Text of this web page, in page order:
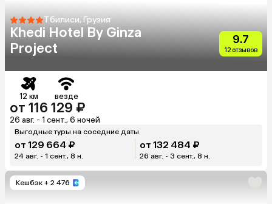
Тбилиси, Грузия
Khedi Hotel By Ginza
Project
9.7
12 отзывов
12 км везде
от 116 129 ₽
26 авг. - 1 сент., 6 ночей
Выгодные туры на соседние даты
от 129 664 ₽
24 авг. - 1 сент., 8 н.
от 132 484 ₽
26 авг. - 3 сент., 8 н.
Кешбэк + 2 476